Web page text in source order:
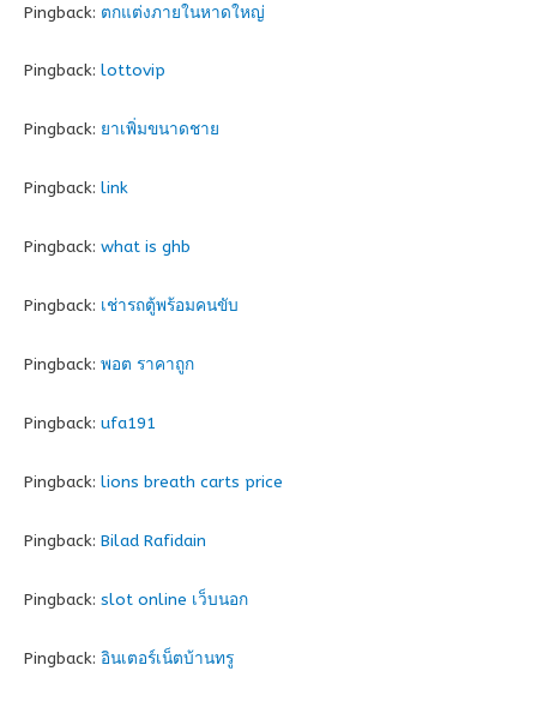
Pingback: ตกแต่งภายในหาดใหญ่
Pingback: lottovip
Pingback: ยาเพิ่มขนาดชาย
Pingback: link
Pingback: what is ghb
Pingback: เช่ารถตู้พร้อมคนขับ
Pingback: พอต ราคาถูก
Pingback: ufa191
Pingback: lions breath carts price
Pingback: Bilad Rafidain
Pingback: slot online เว็บนอก
Pingback: อินเตอร์เน็ตบ้านทรู